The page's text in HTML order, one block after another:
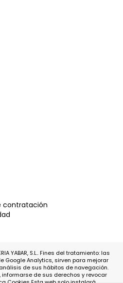
contratación
YABAR, S.L.. Fines del tratamiento: las
Google Analytics, sirven para mejorar
de sus hábitos de navegación.
de sus derechos y revocar